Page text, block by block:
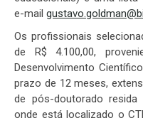
e-mail
Os profissionais
de R$ 4.100,00,
Desenvolvimento
prazo de 12 meses,
de pós-doutorado resida
onde está localizado o